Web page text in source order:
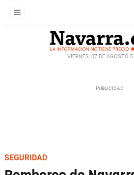
VIERNES, 07 DE AGOSTO
SEGURIDAD